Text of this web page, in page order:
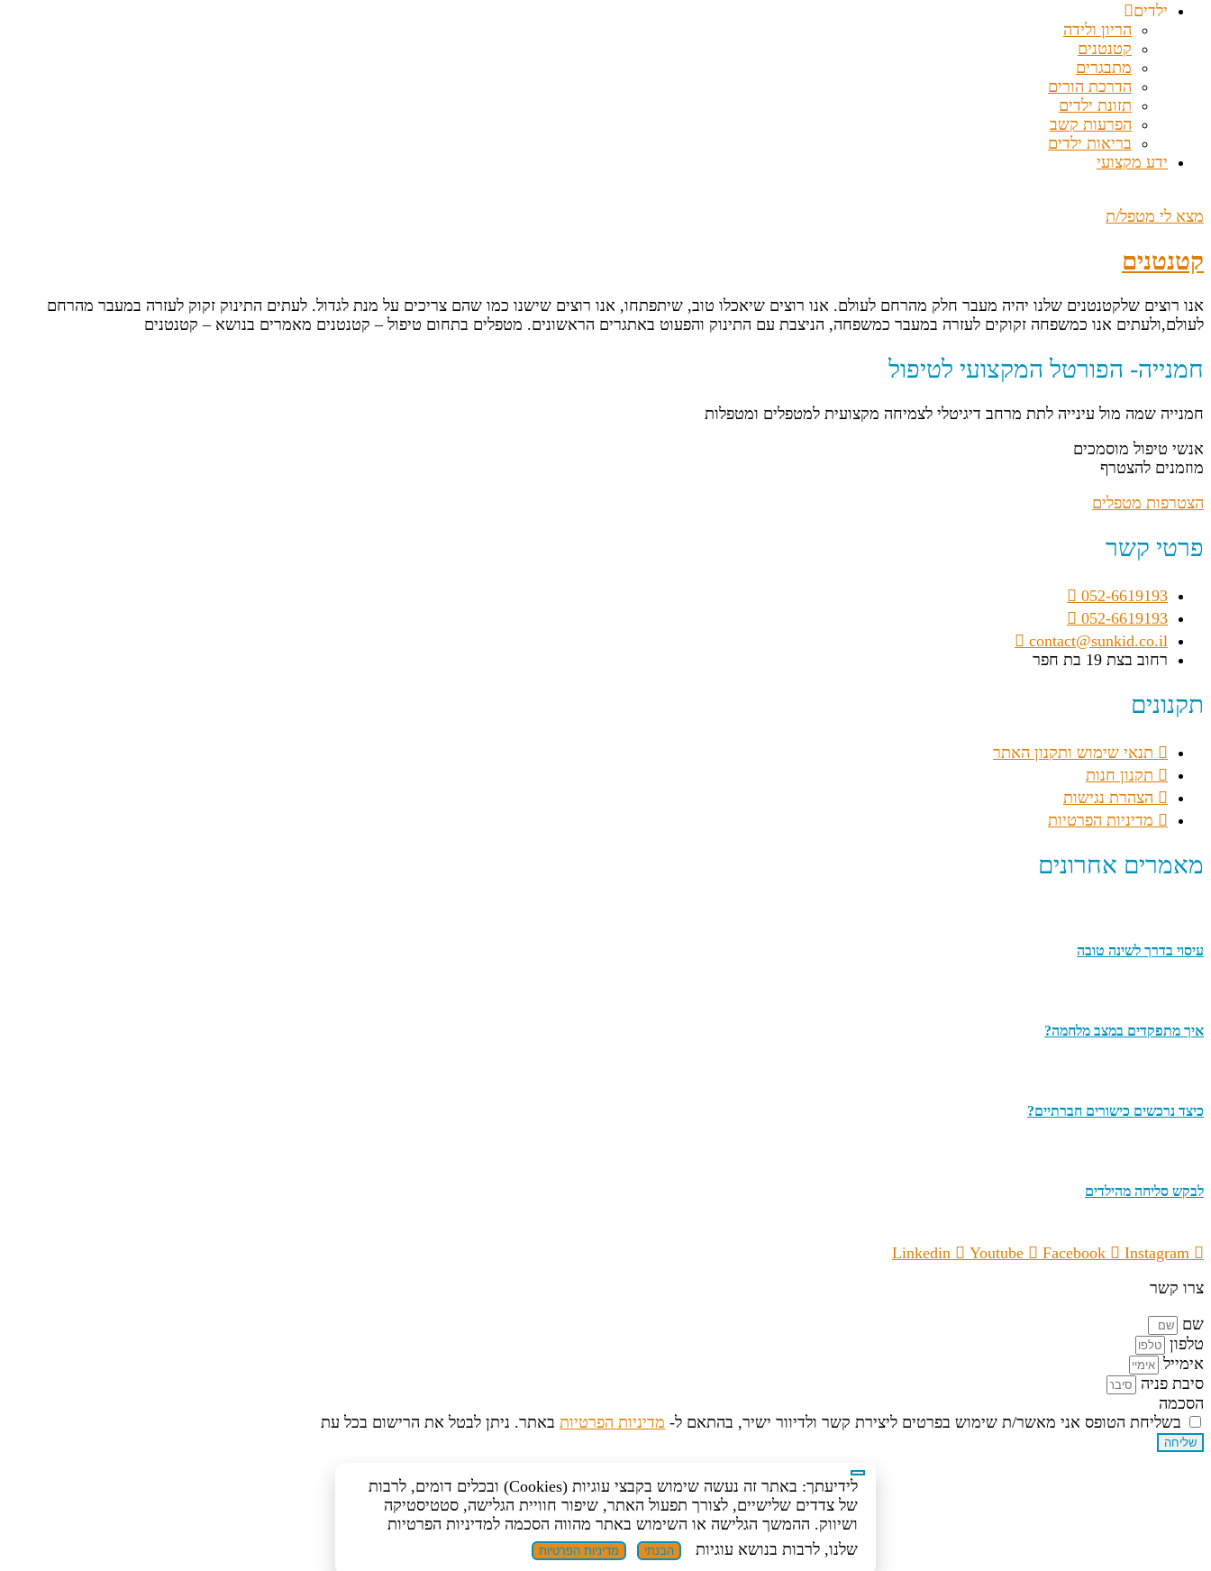
ילדים
הריון ולידה
קטנטנים
מתבגרים
הדרכת הורים
תזונת ילדים
הפרעות קשב
בריאות ילדים
ידע מקצועי
מצא לי מטפל/ת
קטנטנים
אנו רוצים שלקטנטנים שלנו יהיה מעבר חלק מהרחם לעולם. אנו רוצים שיאכלו טוב, שיתפתחו, אנו רוצים שישנו כמו שהם צריכים על מנת לגדול. לעתים התינוק זקוק לעזרה במעבר מהרחם
לעולם,ולעתים אנו כמשפחה זקוקים לעזרה במעבר כמשפחה, הניצבת עם התינוק והפעוט באתגרים הראשונים. מטפלים בתחום טיפול – קטנטנים מאמרים בנושא – קטנטנים
חמנייה- הפורטל המקצועי לטיפול
חמנייה שמה מול עינייה לתת מרחב דיגיטלי לצמיחה מקצועית למטפלים ומטפלות
אנשי טיפול מוסמכים
מוזמנים להצטרף
הצטרפות מטפלים
פרטי קשר
052-6619193
052-6619193
contact@sunkid.co.il
רחוב בצת 19 בת חפר
תקנונים
תנאי שימוש ותקנון האתר
תקנון חנות
הצהרת נגישות
מדיניות הפרטיות
מאמרים אחרונים
עיסוי בדרך לשינה טובה
איך מתפקדים במצב מלחמה?
כיצד נרכשים כישורים חברתיים?
לבקש סליחה מהילדים
Linkedin Youtube Facebook
Instagram
צרו קשר
שם
טלפון
אימייל
סיבת פניה
הסכמה
בשליחת הטופס אני מאשר/ת שימוש בפרטים ליצירת קשר ולדיוור ישיר, בהתאם ל- מדיניות הפרטיות באתר. ניתן לבטל את הרישום בכל עת
שליחה
לידיעתך: באתר זה נעשה שימוש בקבצי עוגיות (Cookies) ובכלים דומים, לרבות
של צדדים שלישיים, לצורך תפעול האתר, שיפור חוויית הגלישה, סטטיסטיקה
ושיווק. ההמשך הגלישה או השימוש באתר מהווה הסכמה למדיניות הפרטיות
שלנו, לרבות בנושא עוגיות
הבנתי מדיניות הפרטיות